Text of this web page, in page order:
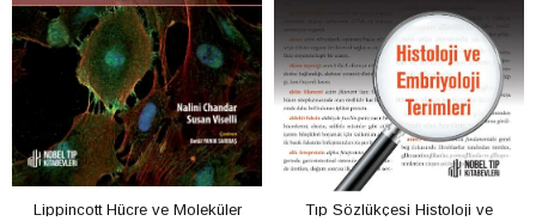
Lippincott Hücre ve Moleküler
Tıp Sözlükçesi Histoloji ve